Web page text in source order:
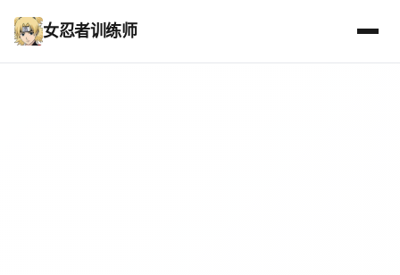
女忍者训练师